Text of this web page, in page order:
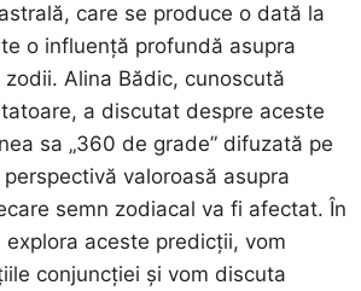
care se produce o dată la
o influență profundă asupra
Alina Bădic, cunoscută
a discutat despre aceste
sa „360 de grade” difuzată pe
valoroasă asupra
semn zodiacal va fi afectat. În
aceste predicții, vom
conjuncției și vom discuta